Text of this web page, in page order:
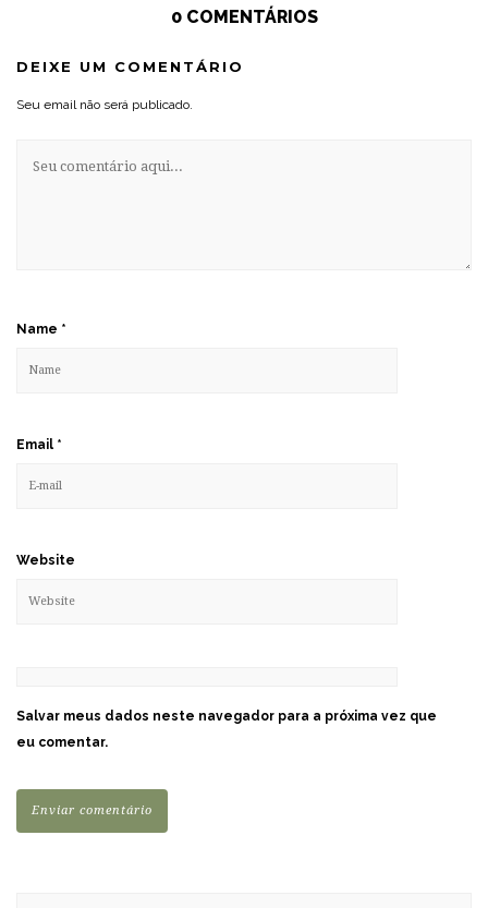
0 COMENTÁRIOS
DEIXE UM COMENTÁRIO
Seu email não será publicado.
Name *
Email *
Website
Salvar meus dados neste navegador para a próxima vez que
eu comentar.